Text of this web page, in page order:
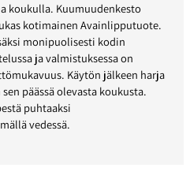
koukulla. Kuumuudenkesto
kotimainen Avainlipputuote.
monipuolisesti kodin
ja valmistuksessa on
Käytön jälkeen harja
päässä olevasta koukusta.
puhtaaksi
vedessä.